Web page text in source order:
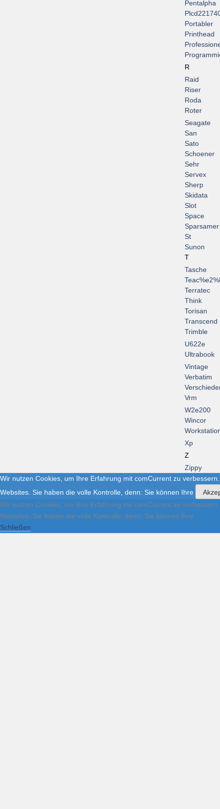
Pentalpha
Portabler
Printhead
R
Raid
Riser
Roda
Roter
Seagate
San
Sato
Schoener
Sehr
Servex
Sherp
Skidata
Slot
Space
Sparsamer
St
Sunon
T
Tasche
Terratec
Think
Torisan
Transcend
Trimble
U622e
Ultrabook
Vintage
Verbatim
Vrm
W2e200
Wincor
Xp
Z
Zippy
Wir nutzen Cookies, um Ihre Erfahrung mit comCurrent zu
Websites. Sie haben die volle Kontrolle, denn: Sie können Ihre
Wir nutzen Cookies, um Ihre Erfahrung mit comCurrent zu
Websites. Sie haben die volle Kontrolle, denn: Sie können Ihre
Schließen